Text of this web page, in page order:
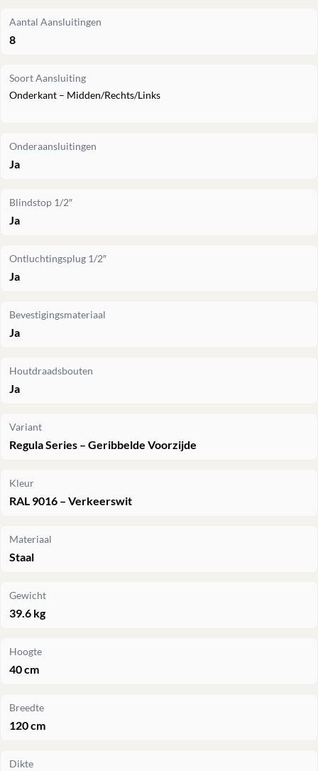
Aantal Aansluitingen
8
Soort Aansluiting
Onderkant – Midden/Rechts/Links
Onderaansluitingen
Ja
Blindstop 1/2″
Ja
Ontluchtingsplug 1/2″
Ja
Bevestigingsmateriaal
Ja
Houtdraadsbouten
Ja
Variant
Regula Series – Geribbelde Voorzijde
Kleur
RAL 9016 – Verkeerswit
Materiaal
Staal
Gewicht
39.6 kg
Hoogte
40 cm
Breedte
120 cm
Dikte